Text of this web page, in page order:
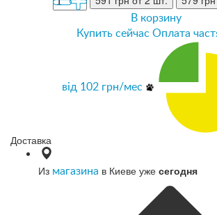
В корзину
Купить сейчас Оплата
від 102 грн/мес
Доставка
Из магазина в Киеве уже сегодня